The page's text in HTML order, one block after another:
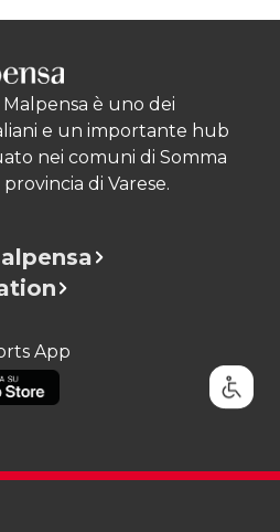
è uno dei
e un importante hub
nei comuni di Somma
di Varese.
App